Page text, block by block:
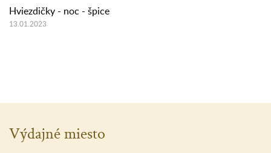
Hviezdičky - noc - špice
13.01.2023
Výdajné miesto